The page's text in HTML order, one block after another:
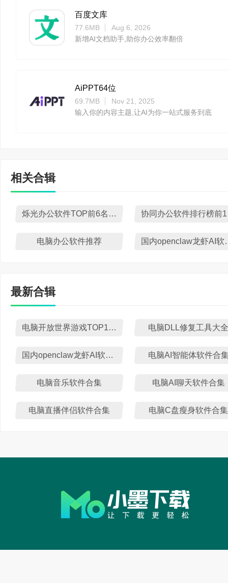
百度文库
77.6MB
Aug 6, 2026
新增AI文档助手,助你办公效率翻倍
AiPPT64位
69.7MB
Nov 21, 2025
输入你的内容主题,让AI为你一站式服务到底
相关合辑
烁光办公软件TOP前6名下载
电脑办公软件推荐 国内
最新合辑
电脑开放世界游戏TOP10排行榜 电脑DLL修复工具大全
国内openclaw龙虾AI软件盘点 电脑AI智能体软件合
电脑音乐软件合集 电脑AI聊天软件合集
电脑直播伴侣软件合集 电脑C盘瘦身软件合集